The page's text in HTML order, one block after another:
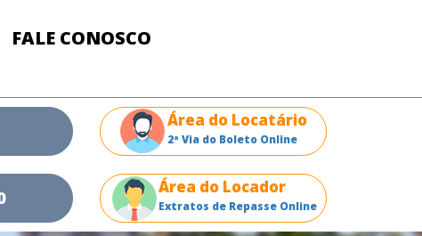
FALE CONOSCO
Área do Locatário
2ª Via do Boleto Online
Área do Locador
Extratos de Repasse Online